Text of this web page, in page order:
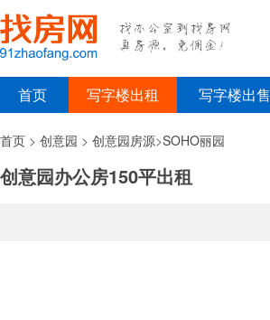
首页 写字楼出租 写字楼出售
首页 > 创意园 > 创意园房源>SOHO丽园
创意园办公房150平出租